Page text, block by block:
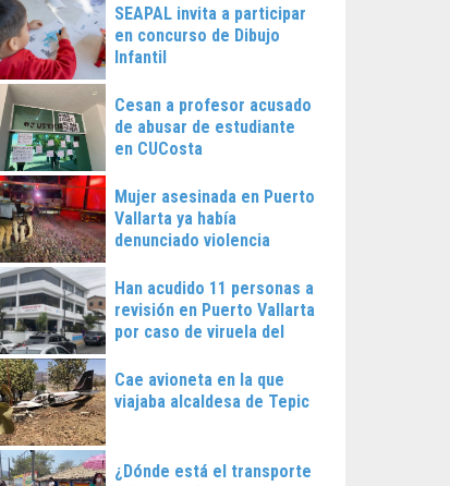
SEAPAL invita a participar
en concurso de Dibujo
Infantil
Cesan a profesor acusado
de abusar de estudiante
en CUCosta
Mujer asesinada en Puerto
Vallarta ya había
denunciado violencia
Han acudido 11 personas a
revisión en Puerto Vallarta
por caso de viruela del
Cae avioneta en la que
viajaba alcaldesa de Tepic
¿Dónde está el transporte